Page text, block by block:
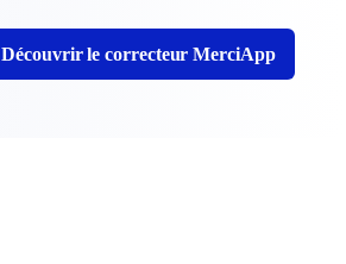
Découvrir le correcteur MerciApp